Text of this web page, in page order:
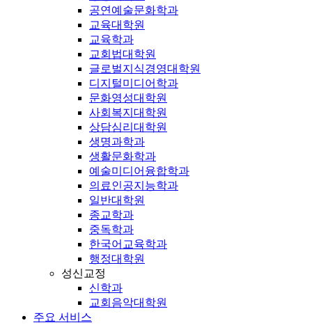
공연예술문화학과
교육대학원
교육학과
교회법대학원
글로벌지식경영대학원
디지털미디어학과
문화영성대학원
사회복지대학원
상담심리대학원
생명과학과
생활문화학과
예술미디어융합학과
의료인공지능학과
일반대학원
종교학과
중독학과
한국어교육학과
행정대학원
성신교정
신학과
교회음악대학원
주요 서비스